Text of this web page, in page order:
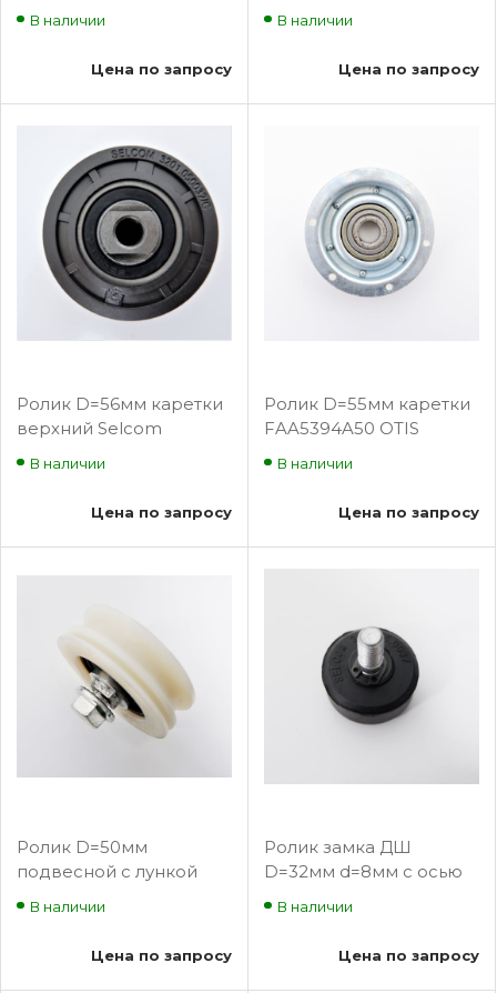
В наличии
Цена по запросу
В наличии
Цена по запросу
Ролик D=56мм каретки
верхний Selcom
В наличии
Цена по запросу
Ролик D=55мм каретки
FAA5394A50 OTIS
В наличии
Цена по запросу
Ролик D=50мм
подвесной с лункой
В наличии
Цена по запросу
Ролик замка ДШ
D=32мм d=8мм с осью
В наличии
Цена по запросу